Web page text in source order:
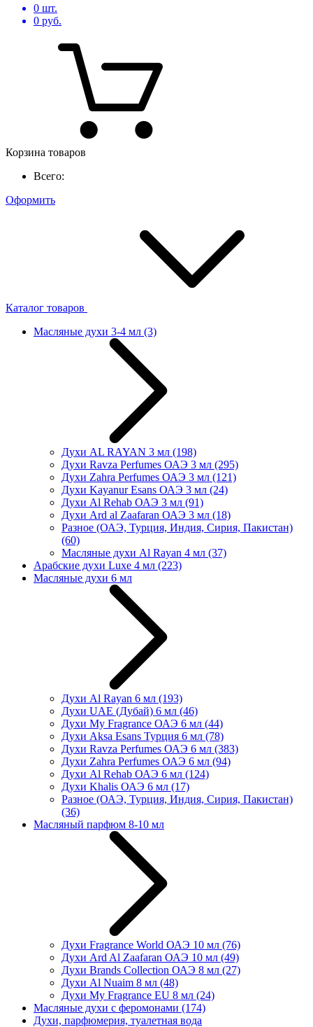
0 шт.
0 руб.
Корзина товаров
Всего:
Оформить
Каталог товаров
Масляные духи 3-4 мл (3)
Духи AL RAYAN 3 мл (198)
Духи Ravza Perfumes ОАЭ 3 мл (295)
Духи Zahra Perfumes ОАЭ 3 мл (121)
Духи Kayanur Esans ОАЭ 3 мл (24)
Духи Al Rehab ОАЭ 3 мл (91)
Духи Ard al Zaafaran ОАЭ 3 мл (18)
Разное (ОАЭ, Турция, Индия, Сирия, Пакистан)
(60)
Масляные духи Al Rayan 4 мл (37)
Арабские духи Luxe 4 мл (223)
Масляные духи 6 мл
Духи Al Rayan 6 мл (193)
Духи UAE (Дубай) 6 мл (46)
Духи My Fragrance ОАЭ 6 мл (44)
Духи Aksa Esans Турция 6 мл (78)
Духи Ravza Perfumes ОАЭ 6 мл (383)
Духи Zahra Perfumes ОАЭ 6 мл (94)
Духи Al Rehab ОАЭ 6 мл (124)
Духи Khalis ОАЭ 6 мл (17)
Разное (ОАЭ, Турция, Индия, Сирия, Пакистан)
(36)
Масляный парфюм 8-10 мл
Духи Fragrance World ОАЭ 10 мл (76)
Духи Ard Al Zaafaran ОАЭ 10 мл (49)
Духи Brands Collection ОАЭ 8 мл (27)
Духи Al Nuaim 8 мл (48)
Духи My Fragrance EU 8 мл (24)
Масляные духи с феромонами (174)
Духи, парфюмерия, туалетная вода